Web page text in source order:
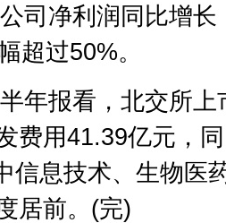
司净利润同比增长
超过50%。
报看，北交所上
费用41.39亿元，
信息技术、生物医
居前。(完)